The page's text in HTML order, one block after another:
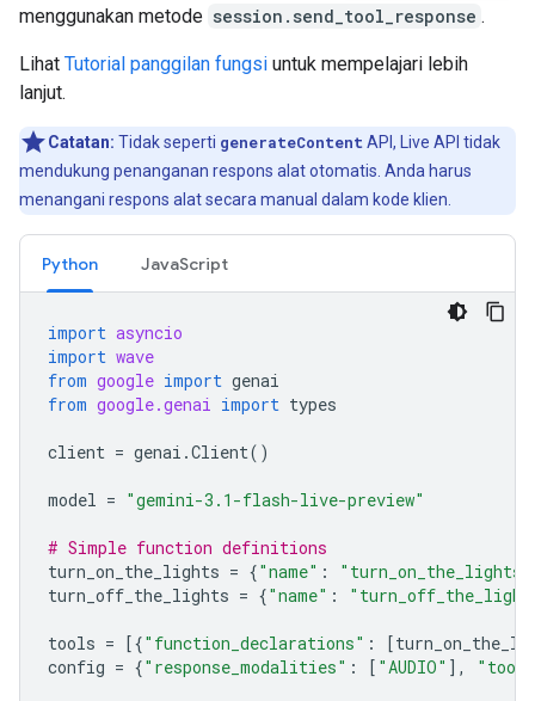
menggunakan metode session.send_tool_response .
Lihat Tutorial panggilan fungsi untuk mempelajari lebih
lanjut.
Catatan: Tidak seperti generateContent API, Live API tidak
mendukung penanganan respons alat otomatis. Anda harus
menangani respons alat secara manual dalam kode klien.
Python JavaScript
import asyncio
import wave
from google import genai
from google.genai import types
client = genai .Client()
model = "gemini-3.1-flash-live-preview"
# Simple function definitions
turn_on_the_lights = {"name" : "turn_on_the_lights"
turn_off_the_lights = {"name" :
tools = [{"function_declarations" : [
config = {"response_modalities" : [ "AUDIO" ],